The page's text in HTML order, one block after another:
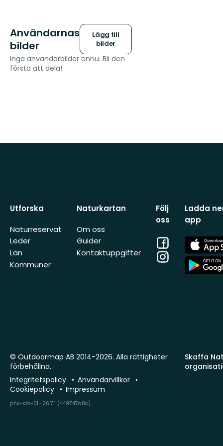
Användarnas
bilder
Lägg till
bilder
Inga användarbilder ännu. Bli den
första att dela!
Utforska
Naturreservat
Leder
Län
Kommuner
Naturkartan
Om oss
Guider
Kontaktuppgifter
Följ
oss
Facebook
Instagram
Ladda
app
App
Store
App
Store
Skaffa
© Outdoormap AB 2014-2026. Alla rättigheter
förbehållna.
Integritetspolicy
Användarvillkor
Cookiepolicy
Impressum
phx-sto-01 · 26.7.1 (449747a8c)